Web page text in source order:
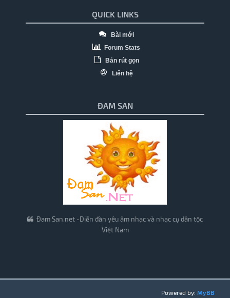
QUICK LINKS
Bài mới
Forum Stats
Bản rút gọn
Liên hệ
ĐAM SAN
Đam San.net -Diễn đàn yêu âm nhạc và nhạc cụ dân tộc
Việt Nam
Powered by: MyBB